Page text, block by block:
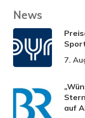
News
7.
auf